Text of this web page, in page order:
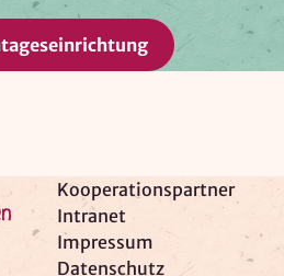
Zur Startseite
Kooperationspartner
Intranet
Impressum
Datenschutz
(z. B. für Karten von Mapbox,